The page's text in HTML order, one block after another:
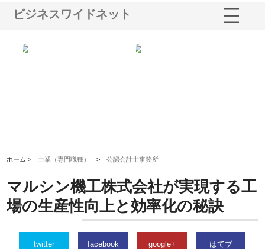
ビジネスワイドネット
ホーム >士業（専門職種） >公認会計士事務所
マルシン機工株式会社が実現する工
場の生産性向上と効率化の秘訣
twitter facebook google+ はてブ